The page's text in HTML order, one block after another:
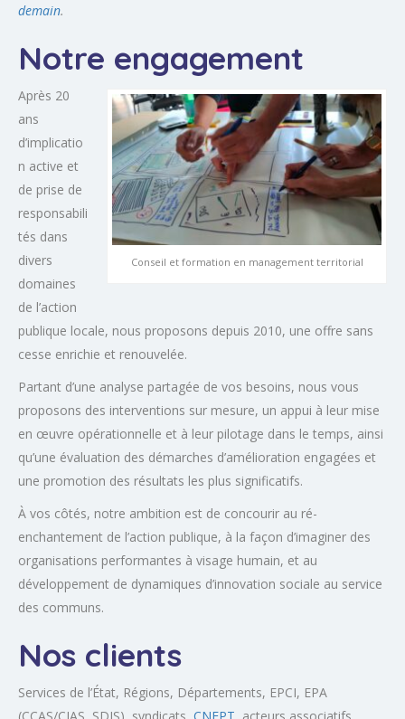
demain.
Notre engagement
Conseil et formation en management territorial
Après 20
ans
d’implicatio
n active et
de prise de
responsabili
tés dans
divers
domaines
de l’action
publique locale, nous proposons depuis 2010, une offre sans
cesse enrichie et renouvelée.
Partant d’une analyse partagée de vos besoins, nous vous
proposons des interventions sur mesure, un appui à leur mise
en œuvre opérationnelle et à leur pilotage dans le temps, ainsi
qu’une évaluation des démarches d’amélioration engagées et
une promotion des résultats les plus significatifs.
À vos côtés, notre ambition est de concourir au ré-
enchantement de l’action publique, à la façon d’imaginer des
organisations performantes à visage humain, et au
développement de dynamiques d’innovation sociale au service
des communs.
Nos clients
Services de l’État, Régions, Départements, EPCI, EPA